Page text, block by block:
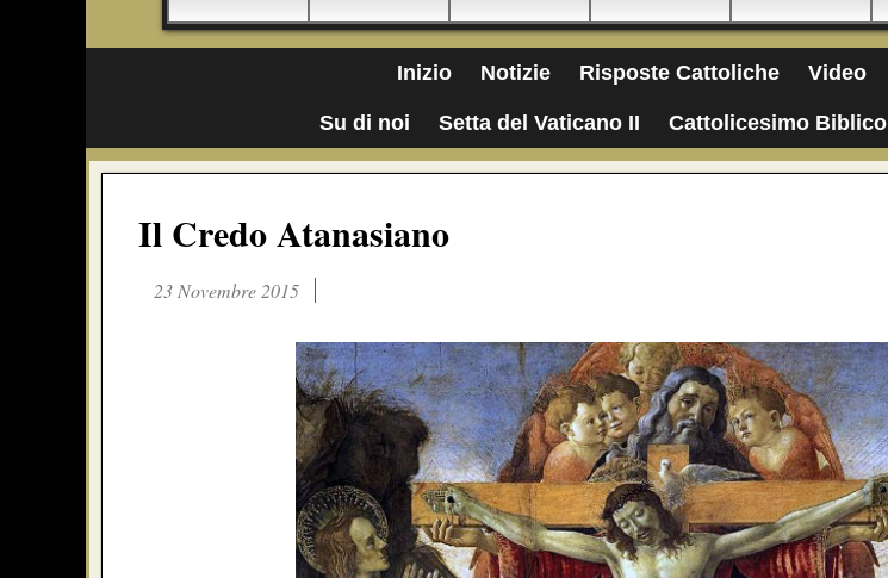
Inizio Notizie Risposte Cattoliche Video
Su di noi Setta del Vaticano II Cattolicesimo Biblico
Il Credo Atanasiano
23 Novembre 2015